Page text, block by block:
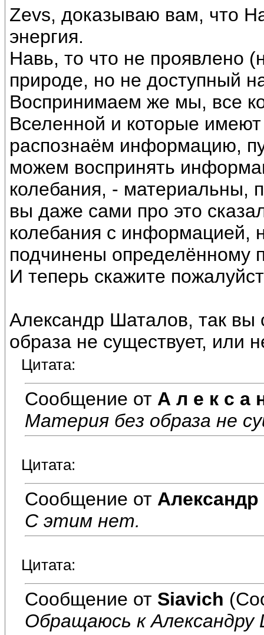
Zevs, доказываю вам, что
энергия.
Навь, то что не проявлено
природе, но не доступный
Воспринимаем же мы, все
Вселенной и которые
распознаём информацию,
можем воспринять
колебания, - материальны,
вы даже сами про это
колебания с информацией,
подчинены определённому
И теперь скажите
Александр Шаталов, так вы
образа не существует, или
Цитата:
Сообщение от А л е к с а
Материя без образа не
Цитата:
Сообщение от
С этим нет.
Цитата:
Сообщение от Siavich
Обращаюсь к